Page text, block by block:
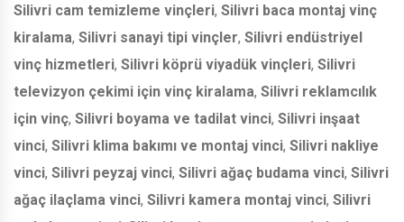
Silivri cam temizleme vinçleri, Silivri baca montaj vinç
kiralama, Silivri sanayi tipi vinçler, Silivri endüstriyel
vinç hizmetleri, Silivri köprü viyadük vinçleri, Silivri
televizyon çekimi için vinç kiralama, Silivri reklamcılık
için vinç, Silivri boyama ve tadilat vinci, Silivri inşaat
vinci, Silivri klima bakımı ve montaj vinci, Silivri nakliye
vinci, Silivri peyzaj vinci, Silivri ağaç budama vinci, Silivri
ağaç ilaçlama vinci, Silivri kamera montaj vinci, Silivri